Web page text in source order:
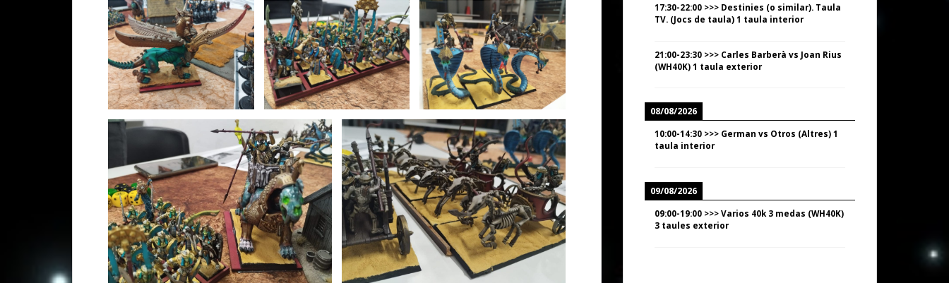
17:30-22:00 >>> Destinies (o similar). Taula
TV. (Jocs de taula) 1 taula interior
21:00-23:30 >>> Carles Barberà vs Joan Rius
(WH40K) 1 taula exterior
08/08/2026
10:00-14:30 >>> German vs Otros (Altres) 1
taula interior
09/08/2026
09:00-19:00 >>>Varios 40k 3 medas (WH40K)
3 taules exterior